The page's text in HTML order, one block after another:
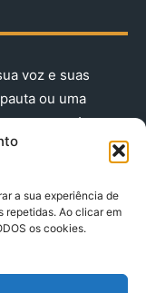
a sua experiência de
repetidas. Ao clicar em
os cookies.
voz e suas
ou uma
nos agora!